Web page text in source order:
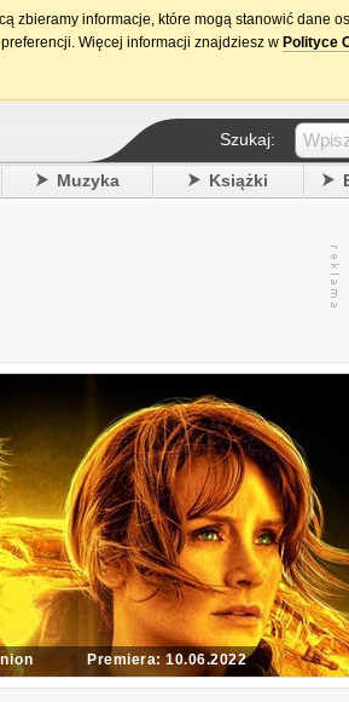
15. urodziny DataPremiery.pl
Szukaj:
Muzyka Książki
10.06.2022
zbieramy informacje, które mogą stanowić dane
Więcej informacji znajdziesz w Polityce